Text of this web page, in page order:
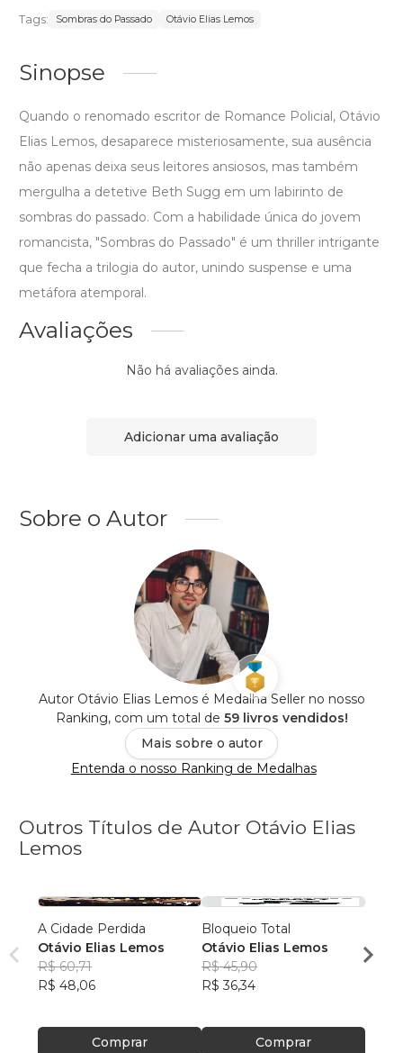
Tags: Sombras do Passado Otávio Elias Lemos
Sinopse
Quando o renomado escritor de Romance Policial, Otávio
Elias Lemos, desaparece misteriosamente, sua ausência
não apenas deixa seus leitores ansiosos, mas também
mergulha a detetive Beth Sugg em um labirinto de
sombras do passado. Com a habilidade única do jovem
romancista, "Sombras do Passado" é um thriller intrigante
que fecha a trilogia do autor, unindo suspense e uma
metáfora atemporal.
Avaliações
Não há avaliações ainda.
Adicionar uma avaliação
Sobre o Autor
Autor Otávio Elias Lemos é Medalha Seller no nosso
Ranking, com um total de 59 livros vendidos!
Mais sobre o autor
Entenda o nosso Ranking de Medalhas
Outros Títulos de Autor Otávio Elias
Lemos
A Cidade Perdida
Otávio Elias Lemos
R$ 60,71
R$ 48,06
Comprar
Bloqueio Total
Otávio Elias Lemos
R$ 45,90
R$ 36,34
Comprar
R$